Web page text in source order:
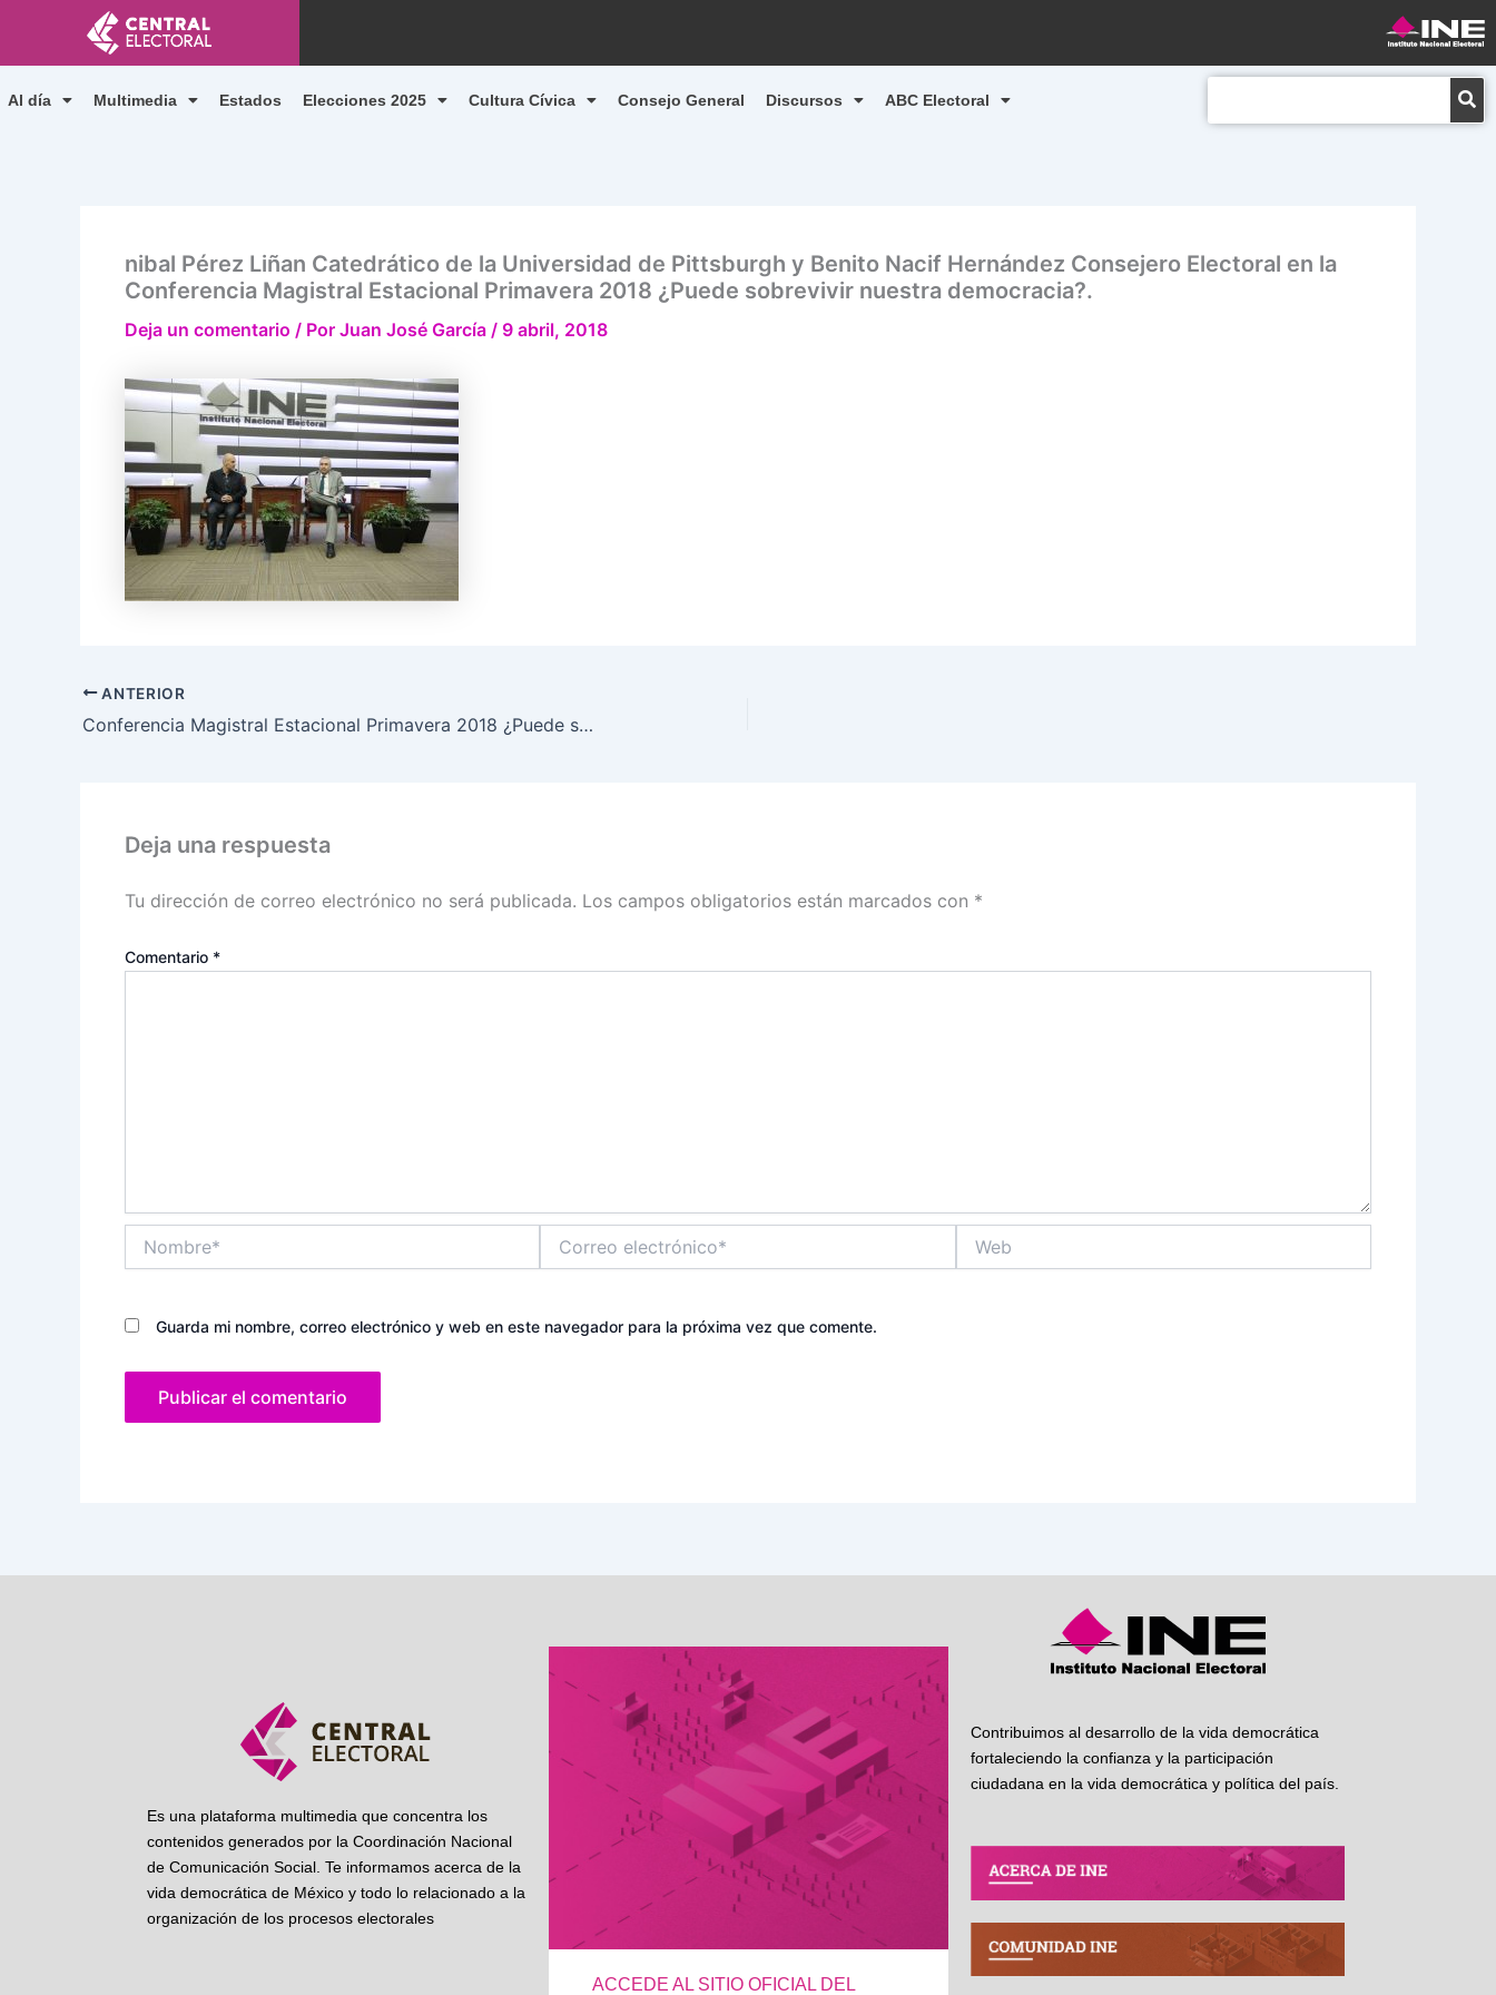
contenido
Al día Multimedia Estados Elecciones 2025 Cultura Cívica Consejo General Discursos ABC Electoral
nibal Pérez Liñan Catedrático de la Universidad de Pittsburgh y Benito Nacif Hernández Consejero Electoral en la
Conferencia Magistral Estacional Primavera 2018 ¿Puede sobrevivir nuestra democracia?.
Deja un comentario / Por Juan José García / 9 abril, 2018
ANTERIOR
Conferencia Magistral Estacional Primavera 2018 ¿Puede sobrevivir nuestra democracia? dictada por el Dr. Anibal Pérez Liñan
Deja una respuesta
Tu dirección de correo electrónico no será publicada. Los campos obligatorios están marcados con *
Comentario *
electrónico*
Guarda mi nombre, correo electrónico y web en este navegador para la próxima vez que comente.
Es una plataforma multimedia que concentra los
contenidos generados por la Coordinación Nacional
de Comunicación Social. Te informamos acerca de la
vida democrática de México y todo lo relacionado a la
organización de los procesos electorales
ACCEDE AL SITIO OFICIAL DEL
Contribuimos al desarrollo de la vida democrática
fortaleciendo la confianza y la participación
ciudadana en la vida democrática y política del país.